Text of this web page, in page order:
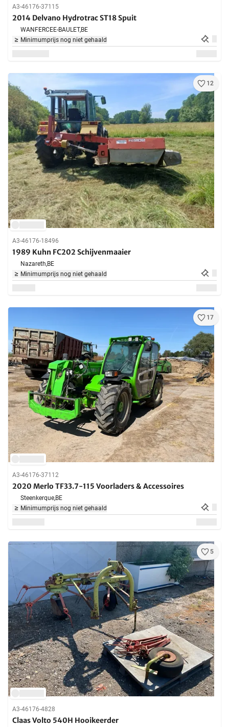
A3-46176-37115
2014 Delvano Hydrotrac ST18 Spuit
WANFERCEE-BAULET,BE
Minimumprijs nog niet gehaald
12
A3-46176-18496
1989 Kuhn FC202 Schijvenmaaier
Nazareth,BE
Minimumprijs nog niet gehaald
17
A3-46176-37112
2020 Merlo TF33.7-115 Voorladers & Accessoires
Steenkerque,BE
Minimumprijs nog niet gehaald
5
A3-46176-4828
Claas Volto 540H Hooikeerder